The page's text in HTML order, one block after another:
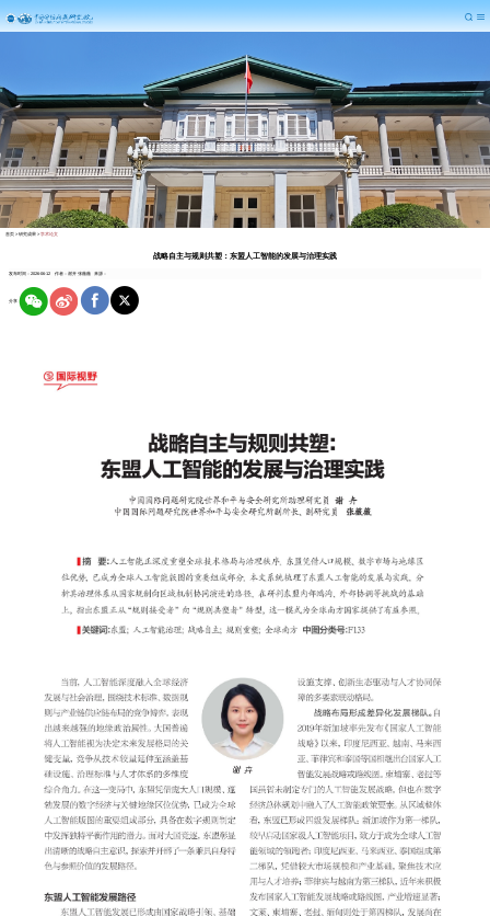
首页 > 研究成果> 学术论文
战略自主与规则共塑：东盟人工智能的发展与治理实践
发布时间：2026-06-12 作者：谢卉 张薇薇 来源：
分享